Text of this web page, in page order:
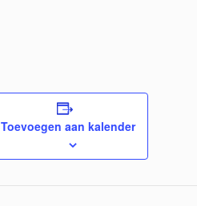
Toevoegen aan kalender